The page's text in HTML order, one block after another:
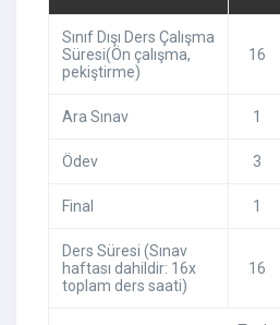
Sınıf Dışı Ders Çalışma
Süresi(Ön çalışma,
pekiştirme)
16
Ara Sınav 1
Ödev 3
Final 1
Ders Süresi (Sınav
haftası dahildir: 16x
toplam ders saati)
16